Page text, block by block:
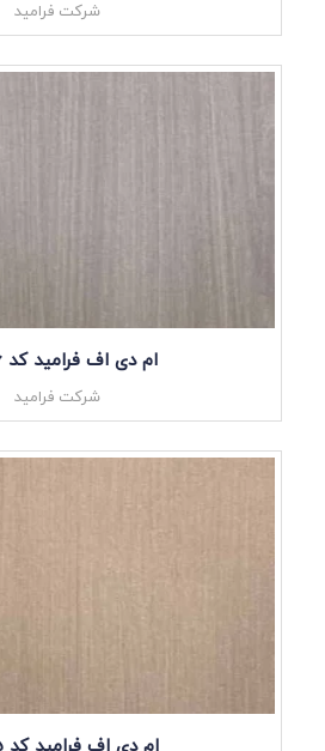
شرکت فرامید
ام دی اف فرامید کد NX46
شرکت فرامید